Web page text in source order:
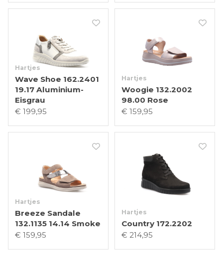
Hartjes
Wave Shoe 162.2401
19.17 Aluminium-
Eisgrau
€ 199,95
Hartjes
Woogie 132.2002
98.00 Rose
€ 159,95
Hartjes
Breeze Sandale
132.1135 14.14 Smoke
€ 159,95
Hartjes
Country 172.2202
€ 214,95